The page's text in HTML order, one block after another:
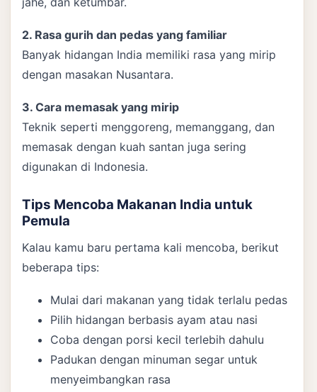
2. Rasa gurih dan pedas yang familiar
Banyak hidangan India memiliki rasa yang mirip
dengan masakan Nusantara.
3. Cara memasak yang mirip
Teknik seperti menggoreng, memanggang, dan
memasak dengan kuah santan juga sering
digunakan di Indonesia.
Tips Mencoba Makanan India untuk
Pemula
Kalau kamu baru pertama kali mencoba, berikut
beberapa tips:
Mulai dari makanan yang tidak terlalu pedas
Pilih hidangan berbasis ayam atau nasi
Coba dengan porsi kecil terlebih dahulu
Padukan dengan minuman segar untuk
menyeimbangkan rasa